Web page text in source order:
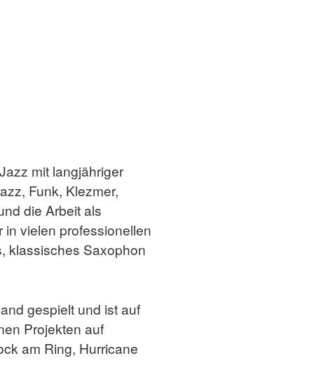
mit langjähriger
Funk, Klezmer,
die Arbeit als
vielen professionellen
klassisches Saxophon
gespielt und ist auf
Projekten auf
am Ring, Hurricane